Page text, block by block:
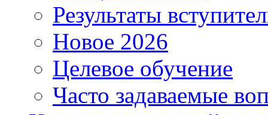
Результаты
Новое 2026
Целевое обучение
Часто задаваемые